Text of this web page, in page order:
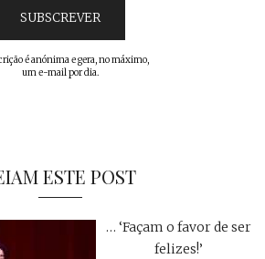
é anónima e gera, no máximo,
um e-mail por dia.
ESTE POST
… ‘Façam o favor de ser
felizes!’